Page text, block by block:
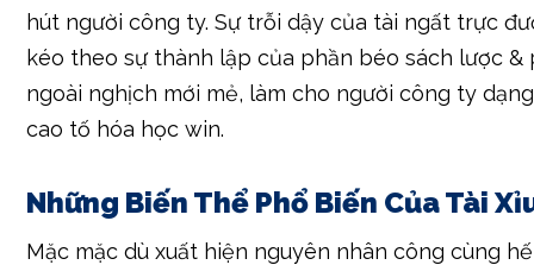
hút người công ty. Sự trỗi dậy của tài ngất trực
kéo theo sự thành lập của phần béo sách lược &
ngoài nghịch mới mẻ, làm cho người công ty
cao tố hóa học win.
Những Biến Thể Phổ Biến Của Tài
Mặc mặc dù xuất hiện nguyên nhân công cùng